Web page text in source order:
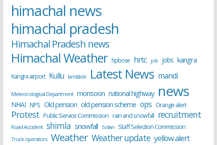
himachal news
himachal pradesh
Himachal Pradesh news
Himachal Weather hpbose hrtc job jobs kangra
Kangra airport Kullu landslide Latest News mandi
Meteorological Department monsoon national highway news
NHAI NPS Old pension old pension scheme ops Orange alert
Protest Public Service Commission rain and snowfall recruitment
Road Accident shimla snowfall Solan Staff Selection Commission
Truck operators Weather Weather update yellow alert